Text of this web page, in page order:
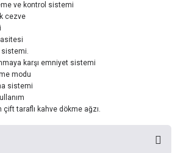
ve kontrol sistemi
cezve
sistemi.
karşı emniyet sistemi
modu
sistemi
çift taraflı kahve dökme ağzı.